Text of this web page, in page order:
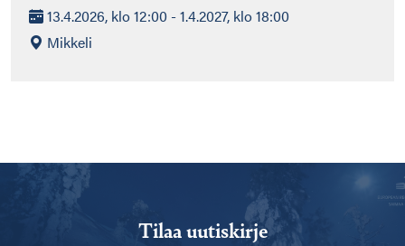
13.4.2026, klo 12:00 - 1.4.2027, klo 18:00
Mikkeli
Tilaa uutiskirje